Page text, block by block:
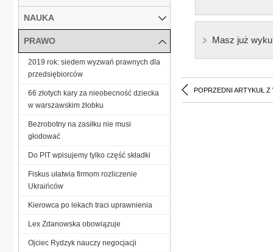
Masz już
POPRZEDNI ARTYKUŁ Z
NAUKA
PRAWO
2019 rok: siedem wyzwań prawnych dla
przedsiębiorców
66 złotych kary za nieobecność dziecka
w warszawskim żłobku
Bezrobotny na zasiłku nie musi
głodować
Do PIT wpisujemy tylko część składki
Fiskus ułatwia firmom rozliczenie
Ukraińców
Kierowca po lekach traci uprawnienia
Lex Zdanowska obowiązuje
Ojciec Rydzyk nauczy negocjacji